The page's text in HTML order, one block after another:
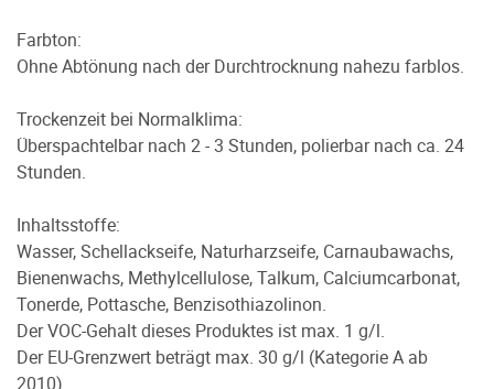
Farbton:
Ohne Abtönung nach der Durchtrocknung nahezu farblos.
Trockenzeit bei Normalklima:
Überspachtelbar nach 2 - 3 Stunden, polierbar nach ca. 24
Stunden.
Inhaltsstoffe:
Wasser, Schellackseife, Naturharzseife, Carnaubawachs,
Bienenwachs, Methylcellulose, Talkum, Calciumcarbonat,
Tonerde, Pottasche, Benzisothiazolinon.
Der VOC-Gehalt dieses Produktes ist max. 1 g/l.
Der EU-Grenzwert beträgt max. 30 g/l (Kategorie A ab
2010).